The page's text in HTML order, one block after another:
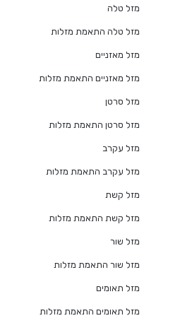
מזל טלה
מזל טלה התאמת מזלות
מזל מאזניים
מזל מאזניים התאמת מזלות
מזל סרטן
מזל סרטן התאמת מזלות
מזל עקרב
מזל עקרב התאמת מזלות
מזל קשת
מזל קשת התאמת מזלות
מזל שור
מזל שור התאמת מזלות
מזל תאומים
מזל תאומים התאמת מזלות